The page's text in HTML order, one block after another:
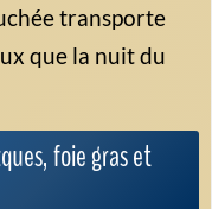
transporte
que la nuit du
foie gras et